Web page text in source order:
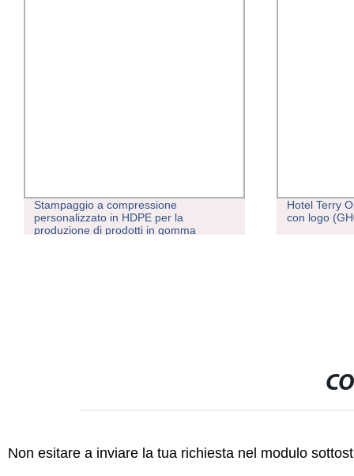
Hotel Terry Open Toe EVA OEM Slipper
con logo (GH003)
Processo
plastica per
Non esitare a inviare la tua richiesta nel modulo